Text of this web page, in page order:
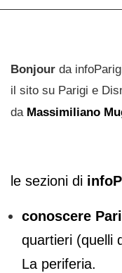
Bonjour da
il sito su Parigi e
da Massimiliano
le sezioni di
conoscere
quartieri (quelli
La periferia.